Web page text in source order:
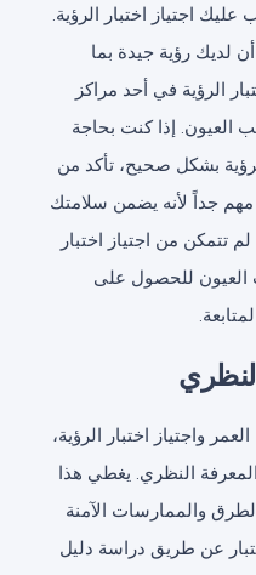
اجتياز اختبار الرؤية.
لديك رؤية جيدة بما
الرؤية في أحد مراكز
العيون. إذا كنت بحاجة
بشكل صحيح، تأكد من
مهم جداً لأنه يضمن سلامتك
تتمكن من اجتياز اختبار
العيون للحصول على
واجتياز اختبار الرؤية،
المعرفة النظري. يغطي هذا
والممارسات الآمنة
عن طريق دراسة دليل